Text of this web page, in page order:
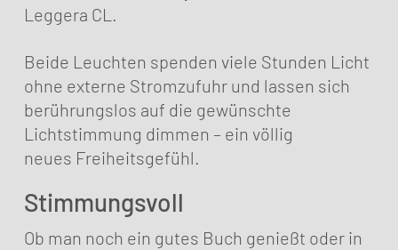
Leggera CL.
Beide Leuchten spenden viele Stunden Licht
ohne externe Stromzufuhr und lassen sich
berührungslos auf die gewünschte
Lichtstimmung dimmen – ein völlig
neues Freiheitsgefühl.
Stimmungsvoll
Ob man noch ein gutes Buch genießt oder in